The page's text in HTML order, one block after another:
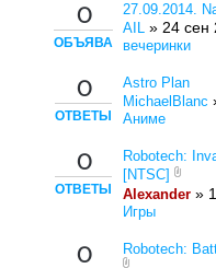
0
ОБЪЯВА
27.09.2014.
AIL » 24
вечеринки
0
ОТВЕТЫ
Astro Plan
MichaelBlanc
Аниме
0
ОТВЕТЫ
Robotech:
[NTSC]
Alexander »
Игры
0
Robotech: